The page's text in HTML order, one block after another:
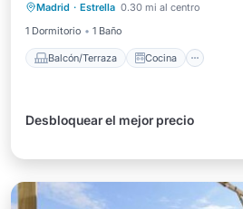
Madrid · Estrella 0.30 mi al centro
1 Dormitorio
1 Baño
Balcón/Terraza Cocina
Aire acondicionado
Desbloquear el mejor precio